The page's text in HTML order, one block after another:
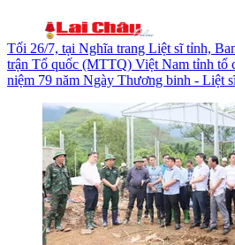
Tối 26/7, tại Nghĩa trang Liệt sĩ tỉnh,
trận Tổ quốc (MTTQ) Việt Nam tỉnh tổ
niệm 79 năm Ngày Thương binh - Liệt